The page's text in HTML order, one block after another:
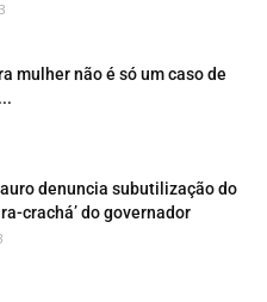
mulher não é só um caso de
denuncia subutilização do
crachá’ do governador